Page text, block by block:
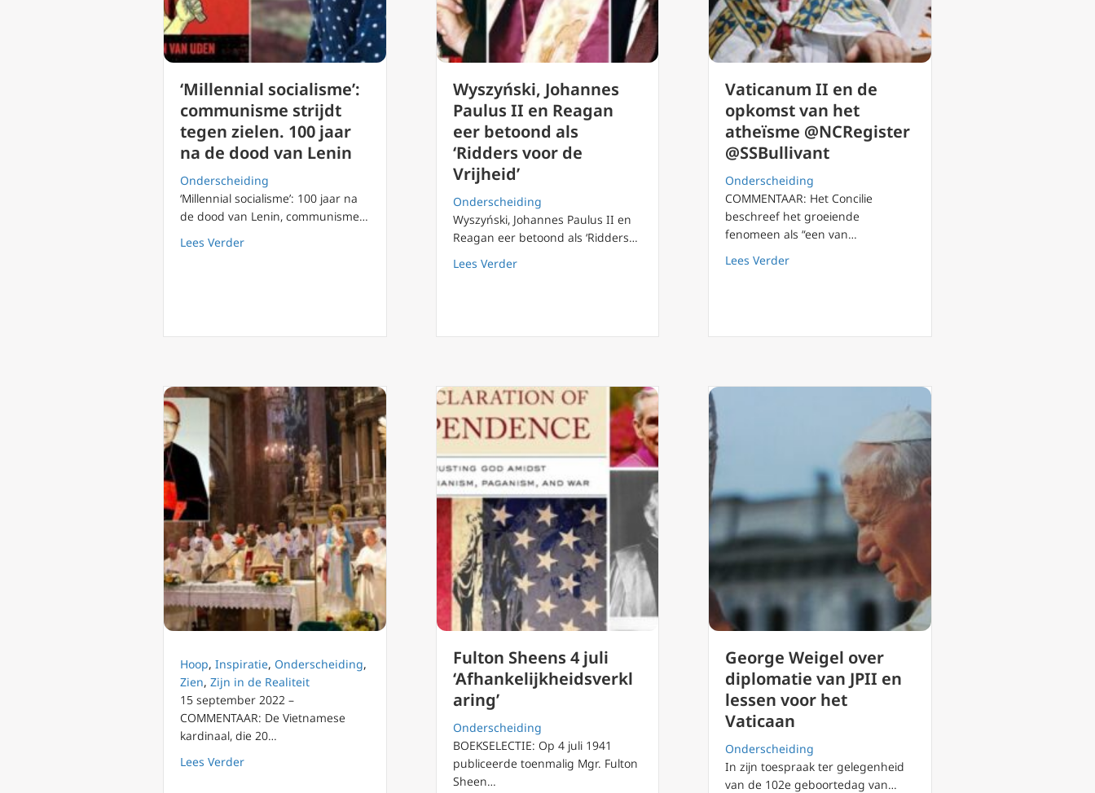
‘Millennial socialisme’:
communisme strijdt
tegen zielen. 100 jaar
na de dood van Lenin
Onderscheiding
‘Millennial socialisme’: 100 jaar na
de dood van Lenin, communisme…
Lees Verderabout ‘Millennial socialisme’: communisme strijdt tegen zielen. 100 jaar na de dood van Lenin
Wyszyński, Johannes
Paulus II en Reagan
eer betoond als
‘Ridders voor de
Vrijheid’
Onderscheiding
Wyszyński, Johannes Paulus II en
Reagan eer betoond als ‘Ridders…
Lees Verderabout Wyszyński, Johannes Paulus II en Reagan eer betoond als ‘Ridders voor de Vrijheid’
Vaticanum II en de
opkomst van het
atheïsme @NCRegister
@SSBullivant
Onderscheiding
COMMENTAAR: Het Concilie
beschreef het groeiende
fenomeen als “een van…
Lees Verderabout Vaticanum II en de opkomst van het atheïsme
Hoop, Inspiratie, Onderscheiding,
Zien, Zijn in de Realiteit
15 september 2022 –
COMMENTAAR: De Vietnamese
kardinaal, die 20…
Lees Verderabout
Fulton Sheens 4 juli
‘Afhankelijkheidsverkl
aring’
Onderscheiding
BOEKSELECTIE: Op 4 juli 1941
publiceerde toenmalig Mgr. Fulton
Sheen…
George Weigel over
diplomatie van JPII en
lessen voor het
Vaticaan
Onderscheiding
In zijn toespraak ter gelegenheid
van de 102e geboortedag van…